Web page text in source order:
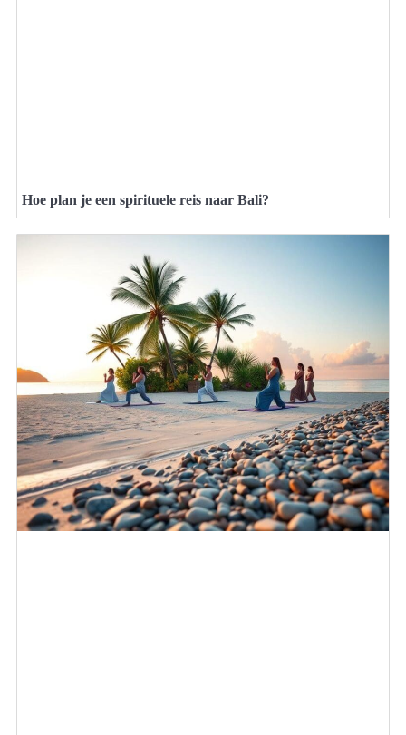
Hoe plan je een spirituele reis naar Bali?